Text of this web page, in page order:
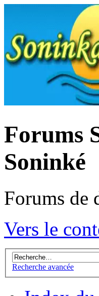
Forums
Soninké
Forums de
Vers le
Recherche avancée